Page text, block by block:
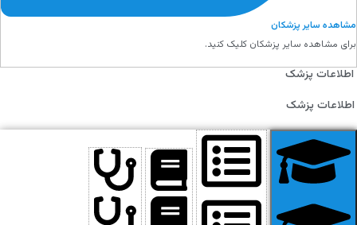
مشاهده سایر پزشکان
برای مشاهده سایر پزشکان کلیک کنید.
اطلاعات پزشک
اطلاعات پزشک